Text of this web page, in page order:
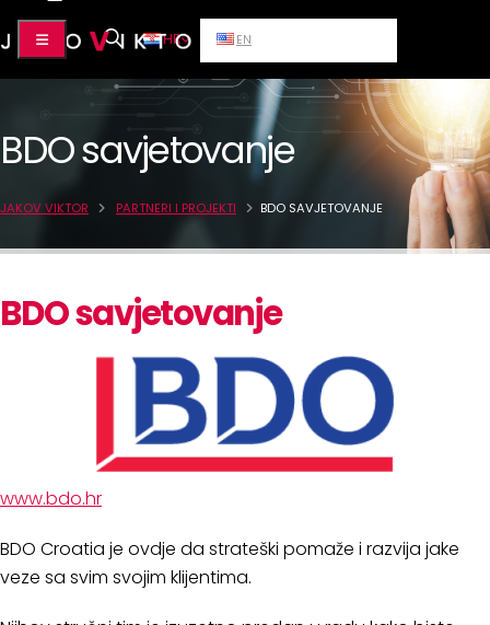
HR EN
BDO savjetovanje
JAKOV VIKTOR PARTNERI I PROJEKTI BDO SAVJETOVANJE
BDO savjetovanje
www.bdo.hr
BDO Croatia je ovdje da strateški pomaže i razvija jake
veze sa svim svojim klijentima.